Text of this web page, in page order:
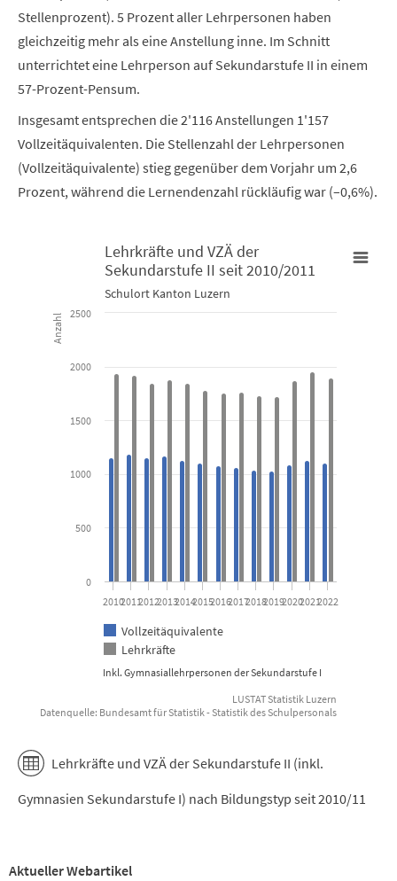
Stellenprozent). 5 Prozent aller Lehrpersonen haben
gleichzeitig mehr als eine Anstellung inne. Im Schnitt
unterrichtet eine Lehrperson auf Sekundarstufe II in einem
57-Prozent-Pensum.
Insgesamt entsprechen die 2'116 Anstellungen 1'157
Vollzeitäquivalenten. Die Stellenzahl der Lehrpersonen
(Vollzeitäquivalente) stieg gegenüber dem Vorjahr um 2,6
Prozent, während die Lernendenzahl rückläufig war (–0,6%).
Lehrkräfte und VZÄ der Sekundarstufe II seit 2010/2011
Bar chart with 2 data series.
View as data table, Lehrkräfte und VZÄ der
The chart has 1 X axis displaying categories.
The chart has 1 Y axis displaying Anzahl. Data ranges from 1031
Inkl. Gymnasiallehrpersonen der Sekundarstufe I
Anzahl
Lehrkräfte und VZÄ der
Sekundarstufe II seit 2010/2011
Schulort Kanton Luzern
Vollzeitäquivalente
Lehrkräfte
2010201120122013201420152016201720182019202020212022
0
500
1000
1500
2000
2500
LUSTAT Statistik Luzern
Datenquelle: Bundesamt für Statistik - Statistik des Schulpersonals
Lehrkräfte und VZÄ der Sekundarstufe II (inkl.
Gymnasien Sekundarstufe I) nach Bildungstyp seit 2010/11
Aktueller Webartikel